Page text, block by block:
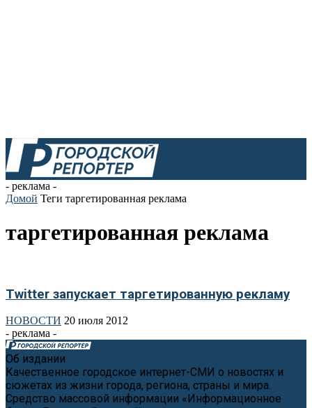
- реклама -
Домой Теги таргетированная реклама
таргетированная реклама
Twitter запускает таргетированную рекламу
НОВОСТИ 20 июля 2012
- реклама -
Об издании
Качественное городское интернет-СМИ о новостях и
сюжетах из жизни города, региона, страны и мира.
Средство массовой информации «Информационное